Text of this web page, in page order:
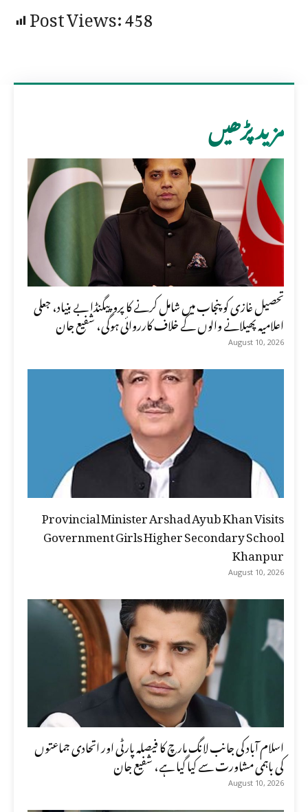
Post Views:458
مزید پڑھیں
تحصیل غازی کو پنجاب میں شامل کرنے کا پروپیگنڈا بے بنیاد، جعلی
اعلامیہ پھیلانے والوں کے خلاف کارروائی ہوگی، شفیع جان
August 10, 2026
Provincial Minister Arshad Ayub Khan Visits
Government Girls Higher Secondary School
Khanpur
August 10, 2026
اسلام آباد کی جانب لانگ مارچ کا فیصلہ پارٹی اور اتحادی جماعتوں
کی باہمی مشاورت سے کیا گیا ہے، شفیع جان
August 10, 2026